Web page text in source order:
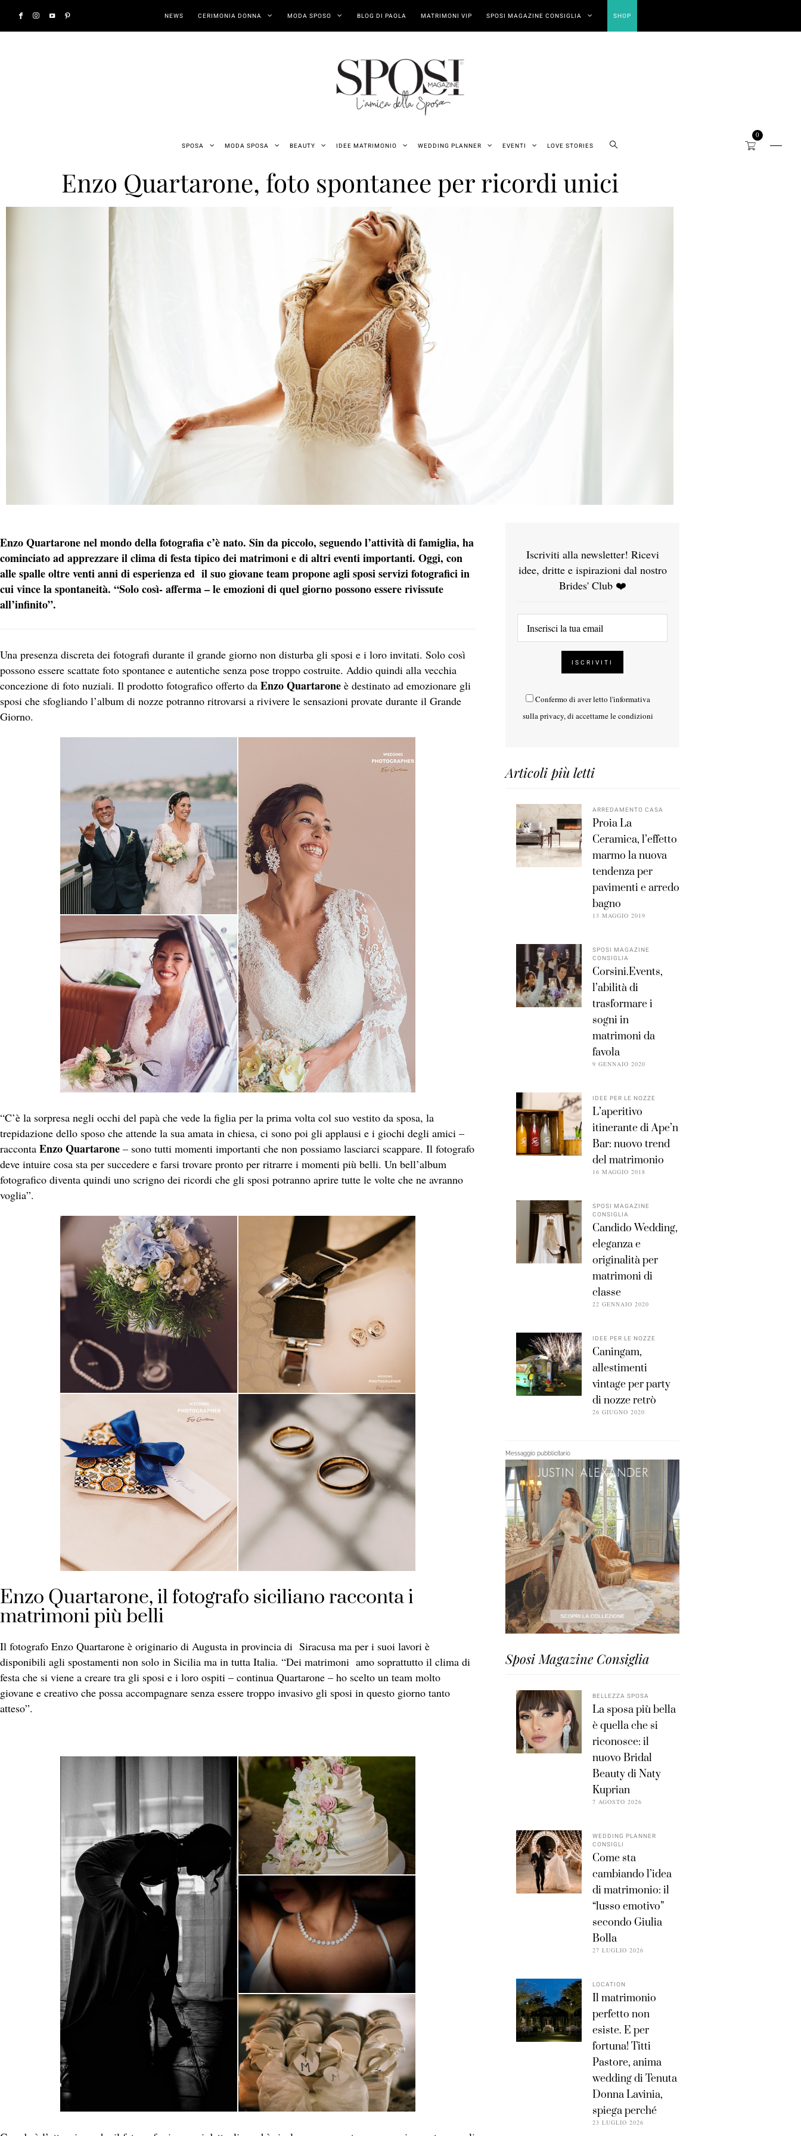
NEWS CERIMONIA DONNA MODA SPOSO BLOG DI PAOLA MATRIMONI VIP SPOSI MAGAZINE CONSIGLIA SHOP
SPOSA MODA SPOSA BEAUTY IDEE MATRIMONIO WEDDING PLANNER EVENTI LOVE STORIES
0
Enzo Quartarone, foto spontanee per ricordi unici
Enzo Quartarone nel mondo della fotografia c’è nato. Sin da piccolo, seguendo l’attività di famiglia, ha
cominciato ad apprezzare il clima di festa tipico dei matrimoni e di altri eventi importanti. Oggi, con
alle spalle oltre venti anni di esperienza ed il suo giovane team propone agli sposi servizi fotografici in
cui vince la spontaneità. “Solo così- afferma – le emozioni di quel giorno possono essere rivissute
all’infinito”.
Una presenza discreta dei fotografi durante il grande giorno non disturba gli sposi e i loro invitati. Solo così
possono essere scattate foto spontanee e autentiche senza pose troppo costruite. Addio quindi alla vecchia
concezione di foto nuziali. Il prodotto fotografico offerto da Enzo Quartarone è destinato ad emozionare gli
sposi che sfogliando l’album di nozze potranno ritrovarsi a rivivere le sensazioni provate durante il Grande
Giorno.
“C’è la sorpresa negli occhi del papà che vede la figlia per la prima volta col suo vestito da sposa, la
trepidazione dello sposo che attende la sua amata in chiesa, ci sono poi gli applausi e i giochi degli amici –
racconta Enzo Quartarone – sono tutti momenti importanti che non possiamo lasciarci scappare. Il fotografo
deve intuire cosa sta per succedere e farsi trovare pronto per ritrarre i momenti più belli. Un bell’album
fotografico diventa quindi uno scrigno dei ricordi che gli sposi potranno aprire tutte le volte che ne avranno
voglia”.
Enzo Quartarone, il fotografo siciliano racconta i
matrimoni più belli
Il fotografo Enzo Quartarone è originario di Augusta in provincia di Siracusa ma per i suoi lavori è
disponibili agli spostamenti non solo in Sicilia ma in tutta Italia. “Dei matrimoni amo soprattutto il clima di
festa che si viene a creare tra gli sposi e i loro ospiti – continua Quartarone – ho scelto un team molto
giovane e creativo che possa accompagnare senza essere troppo invasivo gli sposi in questo giorno tanto
atteso”.
Iscriviti alla newsletter! Ricevi
idee, dritte e ispirazioni dal nostro
Brides' Club ❤️
Confermo di aver letto l'informativa
sulla privacy, di accettarne le condizioni
Articoli più letti
ARREDAMENTO CASA
Proia La
Ceramica, l’effetto
marmo la nuova
tendenza per
pavimenti e arredo
bagno
13 MAGGIO 2019
SPOSI MAGAZINE
CONSIGLIA
Corsini.Events,
l’abilità di
trasformare i
sogni in
matrimoni da
favola
9 GENNAIO 2020
IDEE PER LE NOZZE
L’aperitivo
itinerante di Ape’n
Bar: nuovo trend
del matrimonio
16 MAGGIO 2018
SPOSI MAGAZINE
CONSIGLIA
Candido Wedding,
eleganza e
originalità per
matrimoni di
classe
22 GENNAIO 2020
IDEE PER LE NOZZE
Caningam,
allestimenti
vintage per party
di nozze retrò
26 GIUGNO 2020
Messaggio pubblicitario
Sposi Magazine Consiglia
BELLEZZA SPOSA
La sposa più bella
è quella che si
riconosce: il
nuovo Bridal
Beauty di Naty
Kuprian
7 AGOSTO 2026
WEDDING PLANNER
CONSIGLI
Come sta
cambiando l’idea
di matrimonio: il
“lusso emotivo”
secondo Giulia
Bolla
27 LUGLIO 2026
LOCATION
Il matrimonio
perfetto non
esiste. E per
fortuna! Titti
Pastore, anima
wedding di Tenuta
Donna Lavinia,
spiega perché
23 LUGLIO 2026